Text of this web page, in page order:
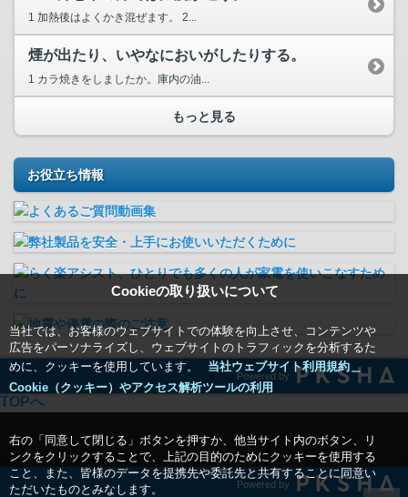
Cookieの取り扱いについて
当社では、お客様のウェブサイトでの体験を向上させ、コンテンツや
広告をパーソナライズし、ウェブサイトのトラフィックを分析するた
めに、クッキーを使用しています。
当社ウェブサイト利用規約＿
Cookie（クッキー）やアクセス解析ツールの利用
右の「同意して閉じる」ボタンを押すか、他当サイト内のボタン、リ
ンクをクリックすることで、上記の目的のためにクッキーを使用する
こと、また、皆様のデータを提携先や委託先と共有することに同意い
ただいたものとみなします。
1 加熱後はよくかき混ぜます。 2...
煙が出たり、いやなにおいがしたりする。
1 カラ焼きをしましたか。庫内の油...
もっと見る
お役立ち情報
Powered by
TOPへ
Powered by